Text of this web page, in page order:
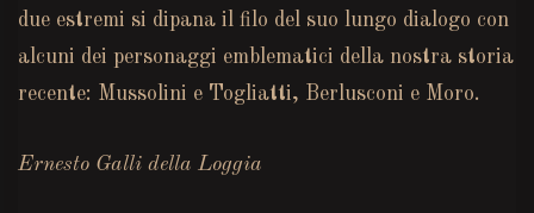
due estremi si dipana il filo del suo lungo dialogo con
alcuni dei personaggi emblematici della nostra storia
recente: Mussolini e Togliatti, Berlusconi e Moro.
Ernesto Galli della Loggia